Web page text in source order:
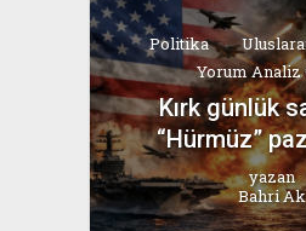
Politika
Yorum Analiz
Kırk günlük
“Hürmüz”
yazan
Bahri Ak